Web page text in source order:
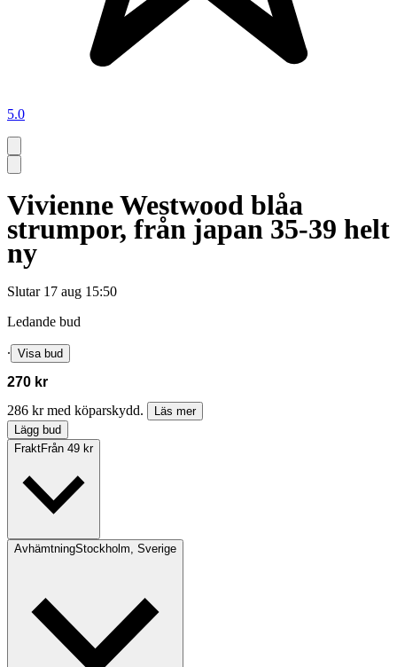
5.0
Vivienne Westwood blåa
strumpor, från japan 35-39 helt
ny
Slutar 17 aug 15:50
Ledande bud
∙ Visa bud
270 kr
286 kr med köparskydd.
Läs mer
Lägg bud
FraktFrån 49 kr
AvhämtningStockholm, Sverige